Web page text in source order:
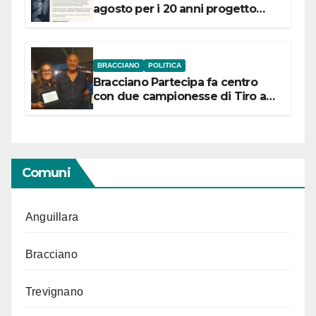
agosto per i 20 anni progetto
BRACCIANO POLITICA
Bracciano Partecipa fa centro
con due campionesse di Tiro a
Comuni
Anguillara
Bracciano
Trevignano